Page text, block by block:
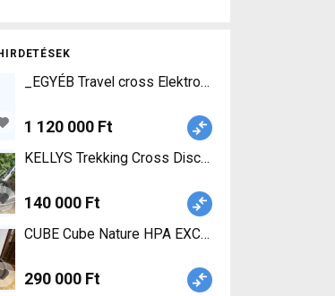
_EGYÉB Travel cross Elektromos Mountain
1 120 000 Ft
KELLYS Trekking Cross Disc Trekking/cross
140 000 Ft
CUBE Cube Nature HPA EXC Trekking - Cross
290 000 Ft